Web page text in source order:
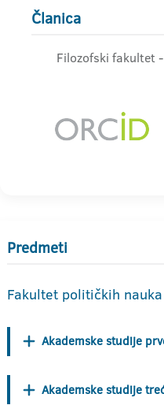
Članica
Filozofski fakultet
Predmeti
Fakultet političkih nauka
Akademske studije
Akademske studije